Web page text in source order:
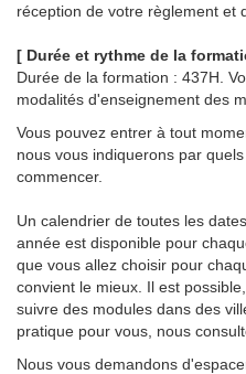
réception de votre règlement et
[ Durée et rythme de la
Durée de la formation : 437H.
modalités d'enseignement des
Vous pouvez entrer à tout
nous vous indiquerons par
commencer.
Un calendrier de toutes les
année est disponible pour
que vous allez choisir pour
convient le mieux. Il est
suivre des modules dans des
pratique pour vous, nous
Nous vous demandons